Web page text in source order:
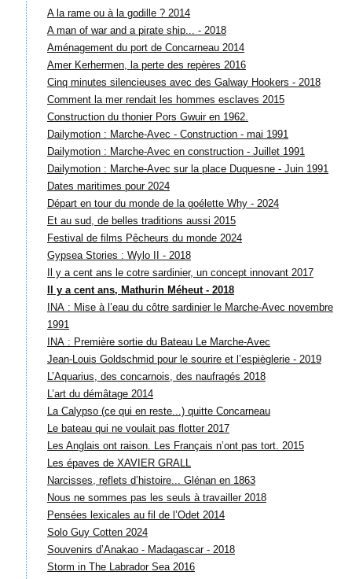
A la rame ou à la godille ? 2014
A man of war and a pirate ship... - 2018
Aménagement du port de Concarneau 2014
Amer Kerhermen, la perte des repères 2016
Cinq minutes silencieuses avec des Galway Hookers - 2018
Comment la mer rendait les hommes esclaves 2015
Construction du thonier Pors Gwuir en 1962.
Dailymotion : Marche-Avec - Construction - mai 1991
Dailymotion : Marche-Avec en construction - Juillet 1991
Dailymotion : Marche-Avec sur la place Duquesne - Juin 1991
Dates maritimes pour 2024
Départ en tour du monde de la goélette Why - 2024
Et au sud, de belles traditions aussi 2015
Festival de films Pêcheurs du monde 2024
Gypsea Stories : Wylo II - 2018
Il y a cent ans le cotre sardinier, un concept innovant 2017
Il y a cent ans, Mathurin Méheut - 2018
INA : Mise à l’eau du côtre sardinier le Marche-Avec novembre
1991
INA : Première sortie du Bateau Le Marche-Avec
Jean-Louis Goldschmid pour le sourire et l’espièglerie - 2019
L’Aquarius, des concarnois, des naufragés 2018
L’art du démâtage 2014
La Calypso (ce qui en reste...) quitte Concarneau
Le bateau qui ne voulait pas flotter 2017
Les Anglais ont raison. Les Français n’ont pas tort. 2015
Les épaves de XAVIER GRALL
Narcisses, reflets d’histoire... Glénan en 1863
Nous ne sommes pas les seuls à travailler 2018
Pensées lexicales au fil de l’Odet 2014
Solo Guy Cotten 2024
Souvenirs d’Anakao - Madagascar - 2018
Storm in The Labrador Sea 2016